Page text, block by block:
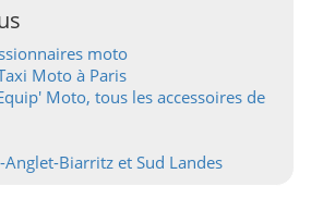
moto
Moto à Paris
Moto, tous les accessoires de
Biarritz et Sud Landes